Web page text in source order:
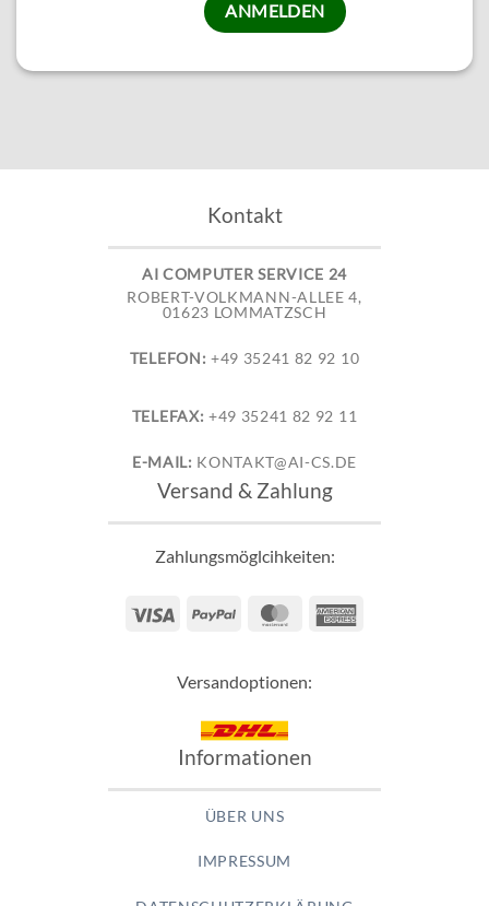
Kontakt
AI COMPUTER SERVICE 24
ROBERT-VOLKMANN-ALLEE 4,
01623 LOMMATZSCH
TELEFON: +49 35241 82 92 10
TELEFAX: +49 35241 82 92 11
E-MAIL: KONTAKT@AI-CS.DE
Versand & Zahlung
Zahlungsmöglcihkeiten:
Visa PayPal MasterCard
Versandoptionen:
Informationen
ÜBER UNS
IMPRESSUM